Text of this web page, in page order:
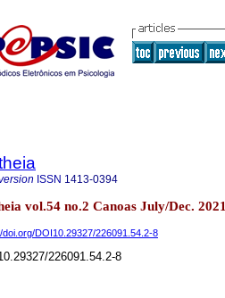
ISSN 1413-0394
vol.54 no.2 Canoas July/Dec. 2021
doi.org/DOI10.29327/226091.54.2-8
226091.54.2-8